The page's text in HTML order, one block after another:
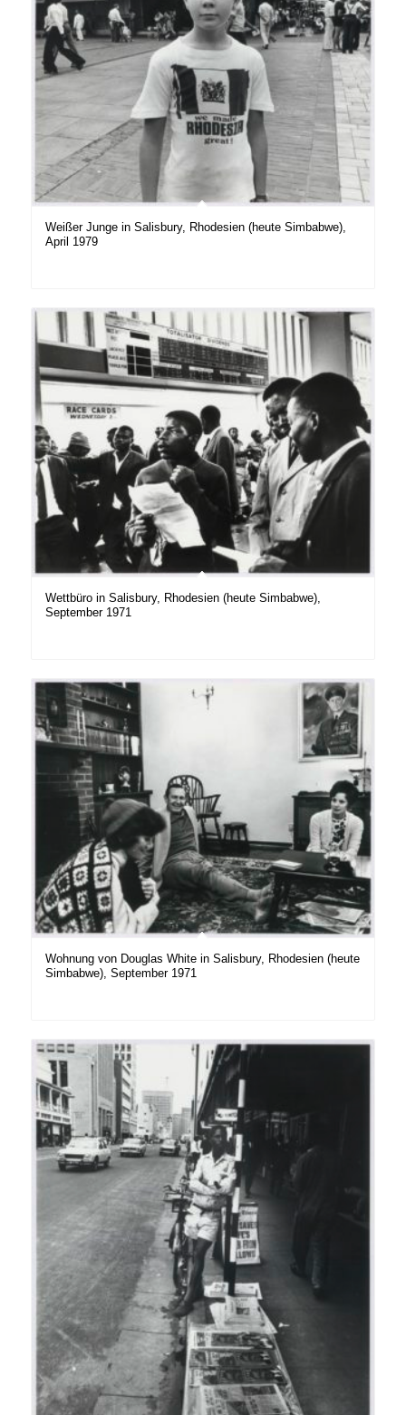
Weißer Junge in Salisbury, Rhodesien (heute Simbabwe),
April 1979
Wettbüro in Salisbury, Rhodesien (heute Simbabwe),
September 1971
Wohnung von Douglas White in Salisbury, Rhodesien (heute
Simbabwe), September 1971